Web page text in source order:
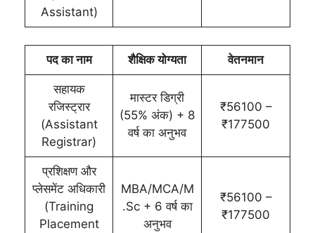
Assistant)
पद का नाम शैक्षिक योग्यता वेतनमान
सहायक
रजिस्ट्रार
(Assistant
Registrar)
मास्टर डिग्री
(55% अंक) + 8
वर्ष का अनुभव
₹56100 –
₹177500
प्रशिक्षण और
प्लेसमेंट अधिकारी
(Training
Placement
MBA/MCA/M
.Sc + 6 वर्ष का
अनुभव
₹56100 –
₹177500